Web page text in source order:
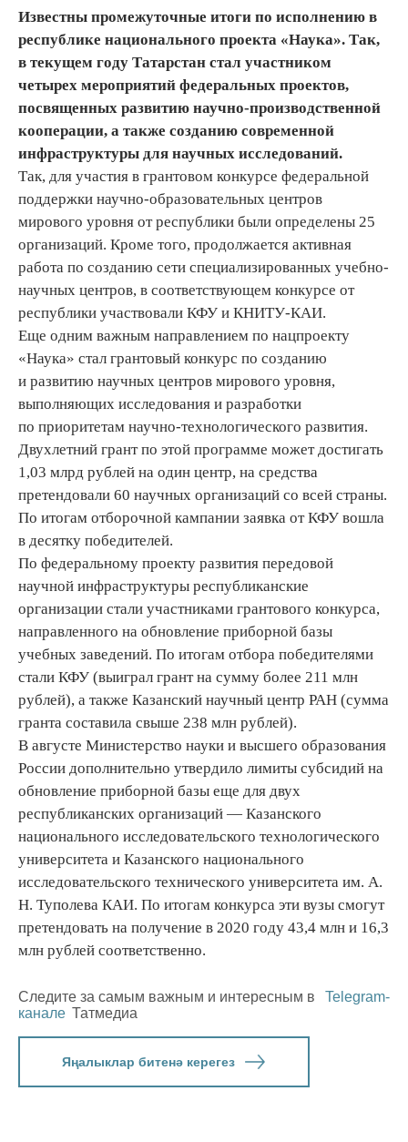
Известны промежуточные итоги по исполнению в
республике национального проекта «Наука». Так,
в текущем году Татарстан стал участником
четырех мероприятий федеральных проектов,
посвященных развитию научно-производственной
кооперации, а также созданию современной
инфраструктуры для научных исследований.
Так, для участия в грантовом конкурсе федеральной
поддержки научно-образовательных центров
мирового уровня от республики были определены 25
организаций. Кроме того, продолжается активная
работа по созданию сети специализированных учебно-
научных центров, в соответствующем конкурсе от
республики участвовали КФУ и КНИТУ-КАИ.
Еще одним важным направлением по нацпроекту
«Наука» стал грантовый конкурс по созданию
и развитию научных центров мирового уровня,
выполняющих исследования и разработки
по приоритетам научно-технологического развития.
Двухлетний грант по этой программе может достигать
1,03 млрд рублей на один центр, на средства
претендовали 60 научных организаций со всей страны.
По итогам отборочной кампании заявка от КФУ вошла
в десятку победителей.
По федеральному проекту развития передовой
научной инфраструктуры республиканские
организации стали участниками грантового конкурса,
направленного на обновление приборной базы
учебных заведений. По итогам отбора победителями
стали КФУ (выиграл грант на сумму более 211 млн
рублей), а также Казанский научный центр РАН (сумма
гранта составила свыше 238 млн рублей).
В августе Министерство науки и высшего образования
России дополнительно утвердило лимиты субсидий на
обновление приборной базы еще для двух
республиканских организаций — Казанского
национального исследовательского технологического
университета и Казанского национального
исследовательского технического университета им. А.
Н. Туполева КАИ. По итогам конкурса эти вузы смогут
претендовать на получение в 2020 году 43,4 млн и 16,3
млн рублей соответственно.
Следите за самым важным и интересным в
Telegram-
канале Татмедиа
Яңалыклар битенә керегез